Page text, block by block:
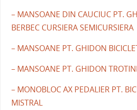
– MANSOANE DIN CAUCIUC PT.
BERBEC CURSIERA SEMICURSIERA
– MANSOANE PT. GHIDON
– MANSOANE PT. GHIDON
– MONOBLOC AX PEDALIER PT.
MISTRAL